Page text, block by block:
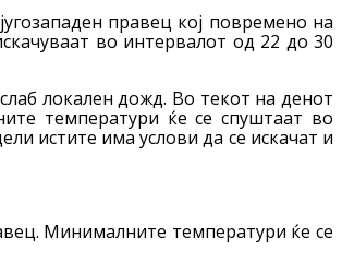
правец кој повремено на
во интервалот од 22 до 30
локален дожд. Во текот на денот
температури ќе се спуштаат во
истите има услови да се искачат и
Минималните температури ќе се